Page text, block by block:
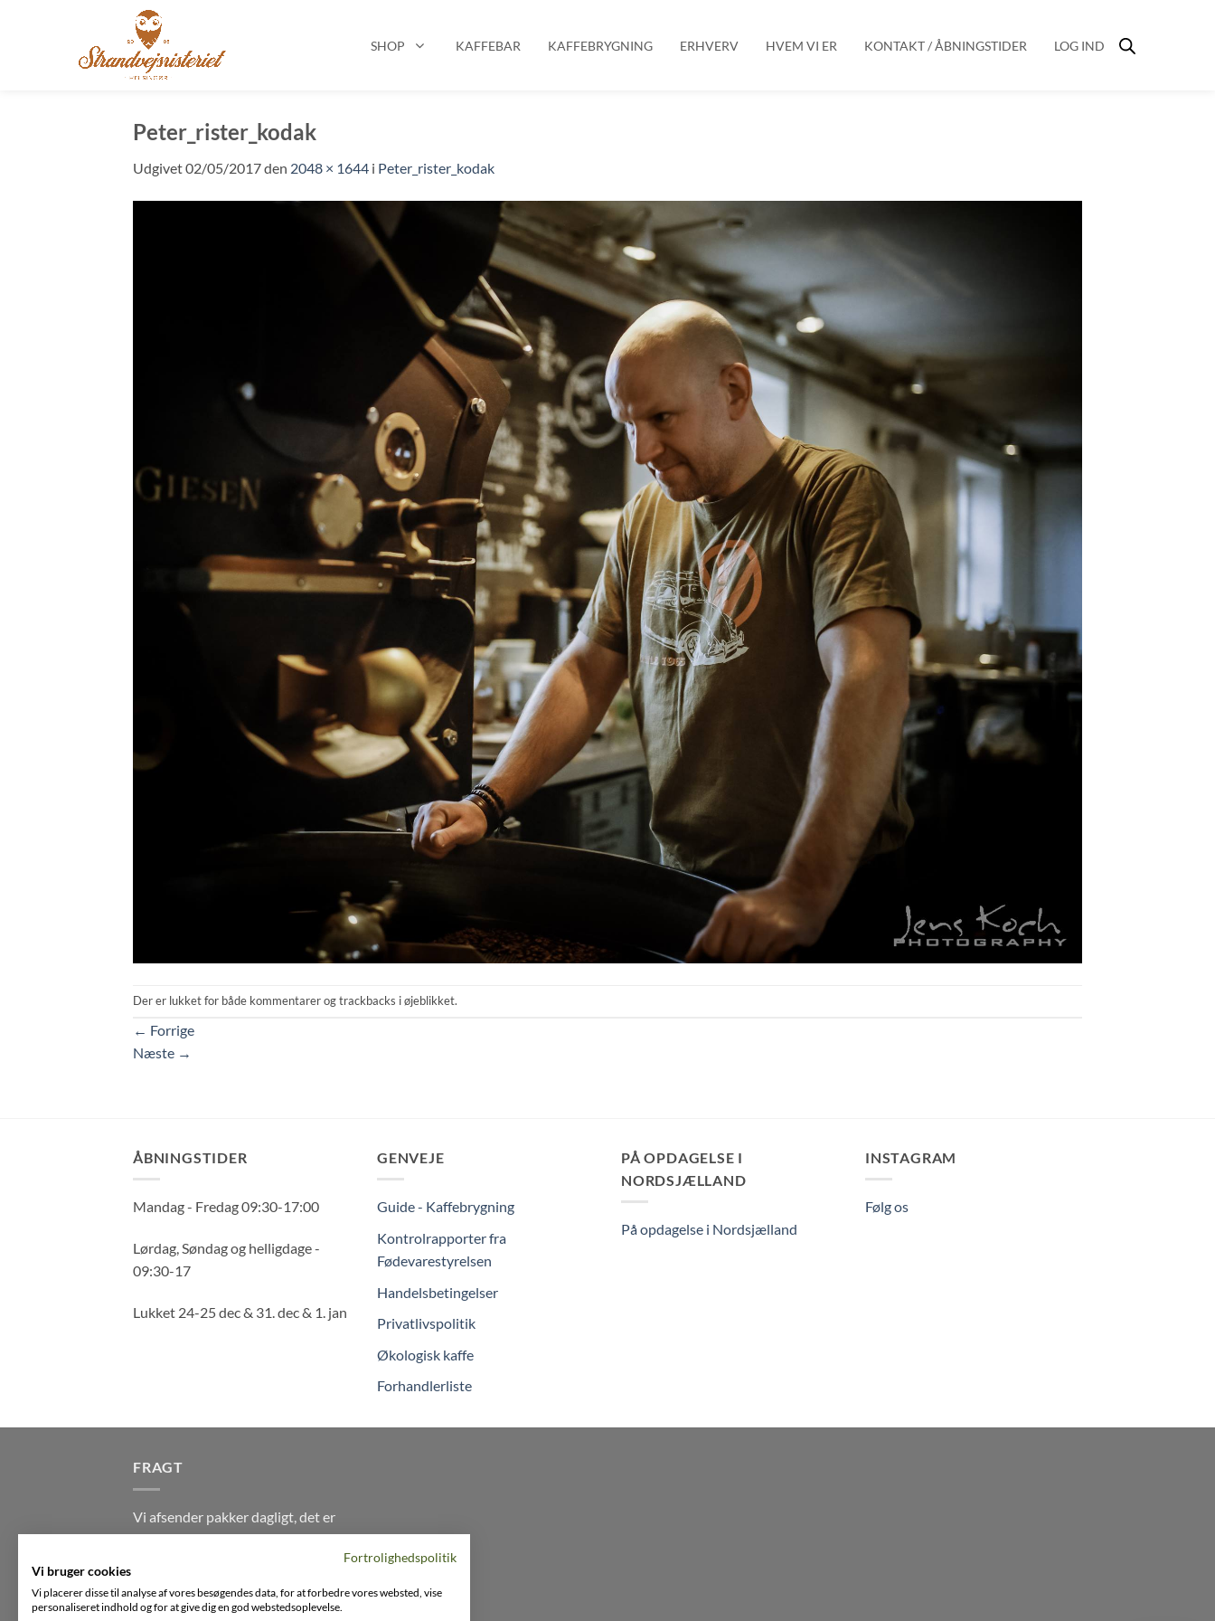
SHOP KAFFEBAR KAFFEBRYGNING ERHVERV HVEM VI ER KONTAKT / ÅBNINGSTIDER LOG IND
Peter_rister_kodak
Udgivet02/05/2017den 2048 × 1644 i Peter_rister_kodak
Der er lukket for både kommentarer og trackbacks i øjeblikket.
← Forrige
Næste →
ÅBNINGSTIDER
Mandag - Fredag 09:30-17:00
Lørdag, Søndag og helligdage -
09:30-17
Lukket 24-25 dec & 31. dec & 1. jan
GENVEJE
Guide - Kaffebrygning
Kontrolrapporter fra
Fødevarestyrelsen
Handelsbetingelser
Privatlivspolitik
Økologisk kaffe
Forhandlerliste
PÅ OPDAGELSE I
NORDSJÆLLAND
På opdagelse i Nordsjælland
INSTAGRAM
Følg os
FRAGT
Vi afsender pakker dagligt, det er
din garanti for stabil levering
ordre over DKK395
Fortrolighedspolitik
Vi bruger cookies
Vi placerer disse til analyse af vores besøgendes data, for at forbedre vores websted, vise
personaliseret indhold og for at give dig en god webstedsoplevelse.